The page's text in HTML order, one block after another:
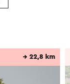
→ 22,8 km